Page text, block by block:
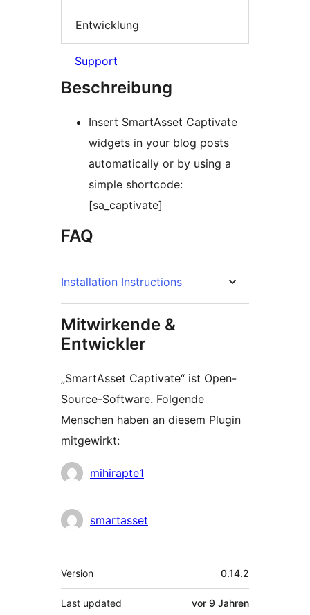
Entwicklung
Support
Beschreibung
Insert SmartAsset Captivate
widgets in your blog posts
automatically or by using a
simple shortcode:
[sa_captivate]
FAQ
Installation Instructions
Mitwirkende &
Entwickler
„SmartAsset Captivate“ ist Open-
Source-Software. Folgende
Menschen haben an diesem Plugin
mitgewirkt:
Mitwirkende
mihirapte1
smartasset
Meta
Version 0.14.2
Last updated vor 9 Jahren